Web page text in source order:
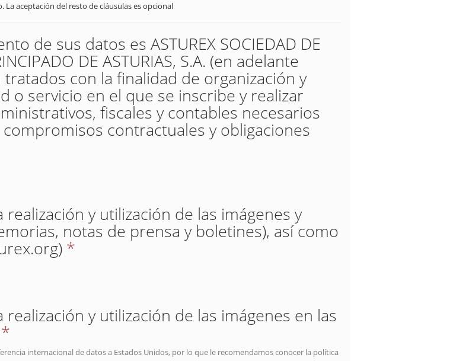
La aceptación del resto de cláusulas es opcional
de sus datos es ASTUREX SOCIEDAD DE
DE ASTURIAS, S.A. (en adelante
tratados con la finalidad de organización y
o servicio en el que se inscribe y realizar
fiscales y contables necesarios
contractuales y obligaciones
y utilización de las imágenes y
notas de prensa y boletines), así como
*
y utilización de las imágenes en las
*
internacional de datos a Estados Unidos, por lo que le recomendamos conocer la política